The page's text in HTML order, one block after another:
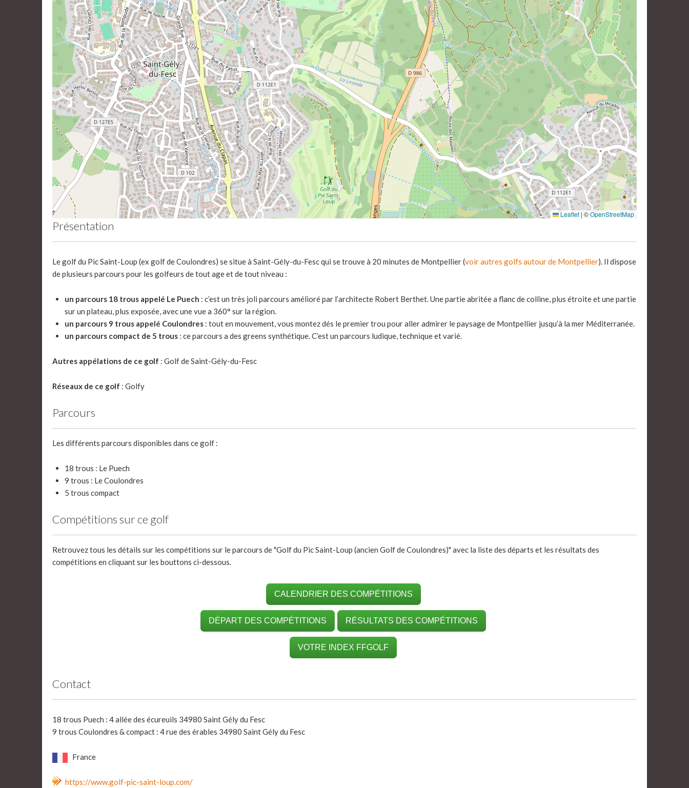
Leaflet | ©OpenStreetMap
Présentation
Le golf du Pic Saint-Loup (ex golf de Coulondres) se situe à Saint-Gély-du-Fesc qui se trouve à 20 minutes de Montpellier (voir autres golfs autour de Montpellier). Il dispose
de plusieurs parcours pour les golfeurs de tout age et de tout niveau :
un parcours 18 trous appelé Le Puech : c’est un très joli parcours amélioré par l’architecte Robert Berthet. Une partie abritée a flanc de colline, plus étroite et une partie
sur un plateau, plus exposée, avec une vue a 360° sur la région.
un parcours 9 trous appelé Coulondres : tout en mouvement, vous montez dés le premier trou pour aller admirer le paysage de Montpellier jusqu’à la mer Méditerranée.
un parcours compact de 5 trous : ce parcours a des greens synthétique. C’est un parcours ludique, technique et varié.
Autres appélations de ce golf : Golf de Saint-Gély-du-Fesc
Réseaux de ce golf : Golfy
Parcours
Les différents parcours disponibles dans ce golf :
18 trous : Le Puech
9 trous : Le Coulondres
5 trous compact
Compétitions sur ce golf
Retrouvez tous les détails sur les compétitions sur le parcours de "Golf du Pic Saint-Loup (ancien Golf de Coulondres)" avec la liste des départs et les résultats des
compétitions en cliquant sur les bouttons ci-dessous.
CALENDRIER DES COMPÉTITIONS
DÉPART DES COMPÉTITIONS RÉSULTATS DES COMPÉTITIONS
VOTRE INDEX FFGOLF
Contact
18 trous Puech : 4 allée des écureuils 34980 Saint Gély du Fesc
9 trous Coulondres & compact : 4 rue des érables 34980 Saint Gély du Fesc
France
https://www.golf-pic-saint-loup.com/